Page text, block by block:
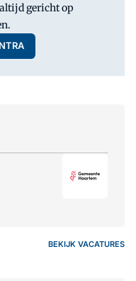
gericht op
BEKIJK VACATURES